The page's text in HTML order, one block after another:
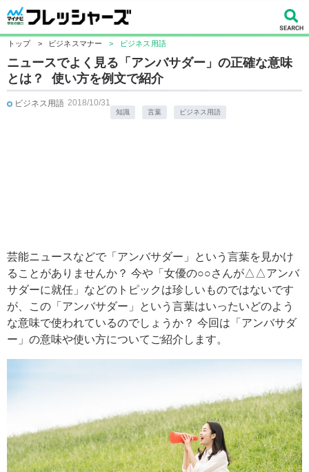
トップ > ビジネスマナー > ビジネス用語
ニュースでよく見る「アンバサダー」の正確な意味
とは？ 使い方を例文で紹介
ビジネス用語 2018/10/31
知識 言葉 ビジネス用語
芸能ニュースなどで「アンバサダー」という言葉を見かけ
ることがありませんか？ 今や「女優の○○さんが△△アンバ
サダーに就任」などのトピックは珍しいものではないです
が、この「アンバサダー」という言葉はいったいどのよう
な意味で使われているのでしょうか？ 今回は「アンバサダ
ー」の意味や使い方についてご紹介します。